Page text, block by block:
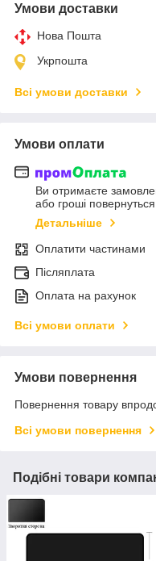
Умови доставки
Нова Пошта
Укрпошта
Всі умови доставки
Умови оплати
Ви отримаєте
або гроші
Детальніше
Оплатити частинами
Післяплата
Оплата на рахунок
Всі умови оплати
Умови повернення
Повернення товару
Всі умови повернення
Подібні товари